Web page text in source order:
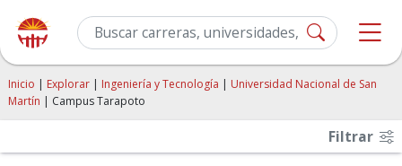
Inicio | Explorar | Ingeniería y Tecnología | Universidad Nacional de San
Martín | Campus Tarapoto
Filtrar